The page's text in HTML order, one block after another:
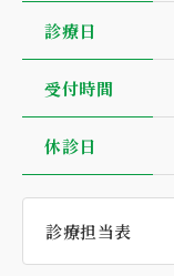
診療⽇
受付時間
休診日
診療担当表